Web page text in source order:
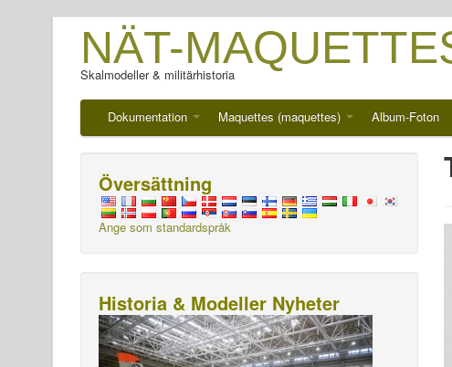
NÄT-
Skalmodeller & militärhistoria
Dokumentation Maquettes (maquettes) Album-Foton
Översättning
Ange som standardspråk
Historia & Modeller Nyheter